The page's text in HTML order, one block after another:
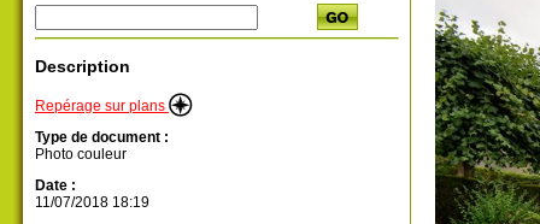
Description
Repérage sur plans
Type de document :
Photo couleur
Date :
11/07/2018 18:19